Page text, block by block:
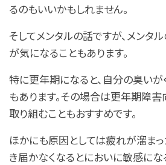
るのもいいかもしれません。
そしてメンタルの話ですが、メンタ
が気になることもあります。
特に更年期になると、自分の臭い
もあります。その場合は更年期障
取り組むこともおすすめです。
ほかにも原因としては疲れが溜ま
き届かなくなるとにおいに敏感にな